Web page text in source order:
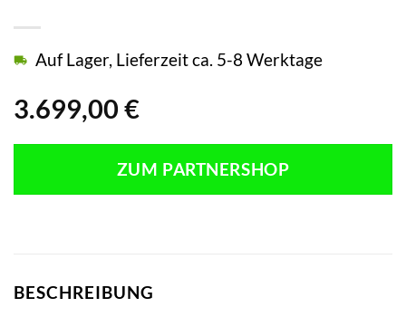
3.699,00 €
Auf Lager, Lieferzeit ca. 5-8 Werktage
ZUM PARTNERSHOP
BESCHREIBUNG